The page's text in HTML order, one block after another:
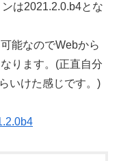
は2021.2.0.b4とな
能なのでWebから
ります。(正直自分
いけた感じです。)